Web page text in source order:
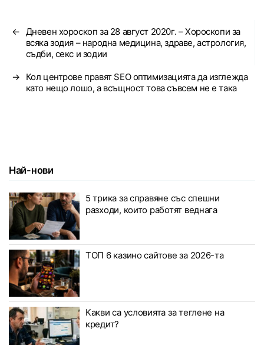
← Дневен хороскоп за 28 август 2020г. – Хороскопи за
всяка зодия – народна медицина, здраве, астрология,
съдби, секс и зодии
→
Кол центрове правят SEO оптимизацията да изглежда
като нещо лошо, а всъщност това съвсем не е така
Най-нови
5 трика за справяне със спешни
разходи, които работят веднага
ТОП 6 казино сайтове за 2026-та
Какви са условията за теглене на
кредит?